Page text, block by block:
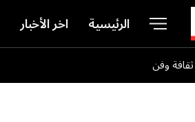
الرئيسية اخر الأخبار
ثقافة وفن